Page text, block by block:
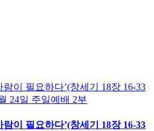
이 필요하다’(창세기 18장 16-33
24일 주일예배 2부
이 필요하다’(창세기 18장 16-33